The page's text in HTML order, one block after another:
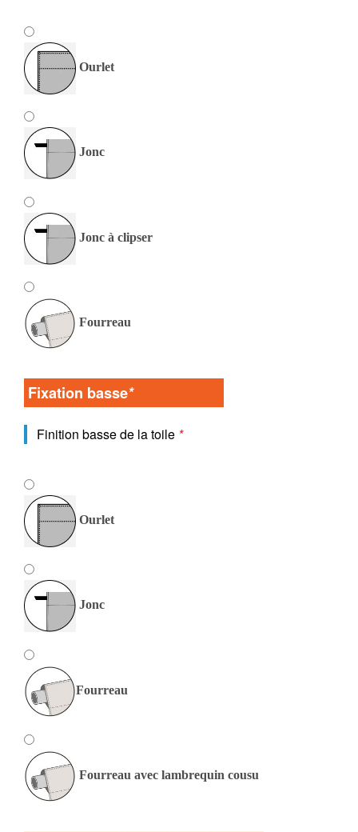
Ourlet
Jonc
Jonc à clipser
Fourreau
Fixation basse*
Finition basse de la toile *
Ourlet
Jonc
Fourreau
Fourreau avec lambrequin cousu